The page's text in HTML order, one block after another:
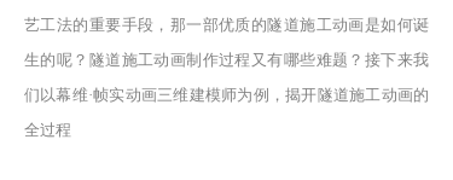
艺工法的重要手段，那一部优质的隧道施工动画是如何诞
生的呢？隧道施工动画制作过程又有哪些难题？接下来我
们以幕维·帧实动画三维建模师为例，揭开隧道施工动画的
全过程